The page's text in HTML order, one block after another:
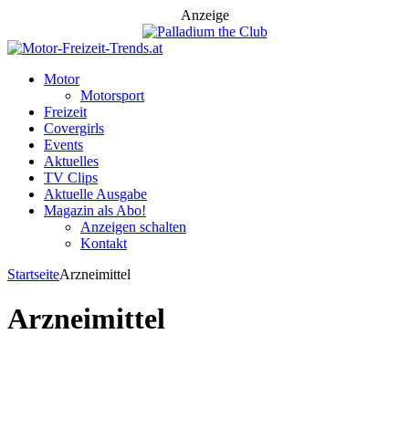
Anzeige
Motor
Motorsport
Freizeit
Covergirls
Events
Aktuelles
TV Clips
Aktuelle Ausgabe
Magazin als Abo!
Anzeigen schalten
Kontakt
StartseiteArzneimittel
Arzneimittel